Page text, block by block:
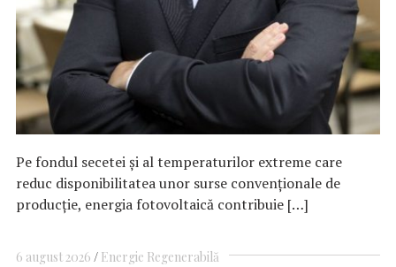
Pe fondul secetei și al temperaturilor extreme care
reduc disponibilitatea unor surse convenționale de
producție, energia fotovoltaică contribuie […]
6 august 2026 Energie Regenerabilă